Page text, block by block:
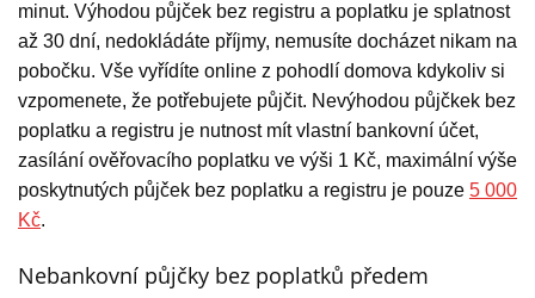
minut. Výhodou půjček bez registru a poplatku je splatnost
až 30 dní, nedokládáte příjmy, nemusíte docházet nikam na
pobočku. Vše vyřídíte online z pohodlí domova kdykoliv si
vzpomenete, že potřebujete půjčit. Nevýhodou půjčkek bez
poplatku a registru je nutnost mít vlastní bankovní účet,
zasílání ověřovacího poplatku ve výši 1 Kč, maximální výše
poskytnutých půjček bez poplatku a registru je pouze 5 000
Kč.
Nebankovní půjčky bez poplatků předem